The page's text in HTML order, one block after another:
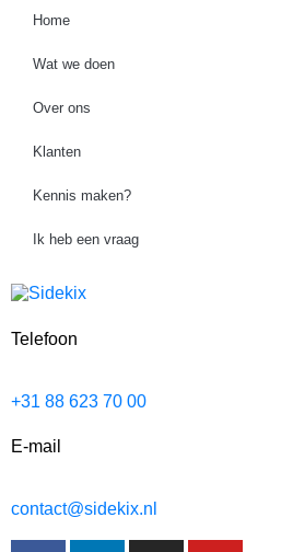
Home
Wat we doen
Over ons
Klanten
Kennis maken?
Ik heb een vraag
Telefoon
+31 88 623 70 00
E-mail
contact@sidekix.nl